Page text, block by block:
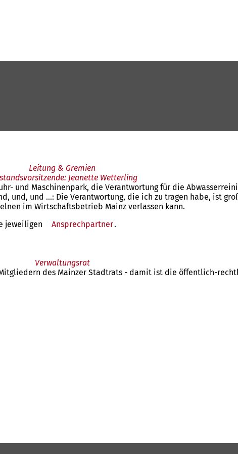
Leitung & Gremien
Jeanette Wetterling
und Maschinenpark, die Verantwortung für die
und, und …: Die Verantwortung, die ich zu tragen habe, ist
im Wirtschaftsbetrieb Mainz verlassen kann.
jeweiligen
Ansprechpartner(Öffnet
.
Verwaltungsrat
des Mainzer Stadtrats - damit ist die öffentlich-